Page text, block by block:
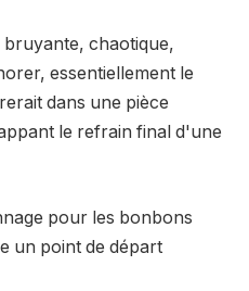
bruyante, chaotique,
essentiellement le
dans une pièce
le refrain final d'une
pour les bonbons
un point de départ